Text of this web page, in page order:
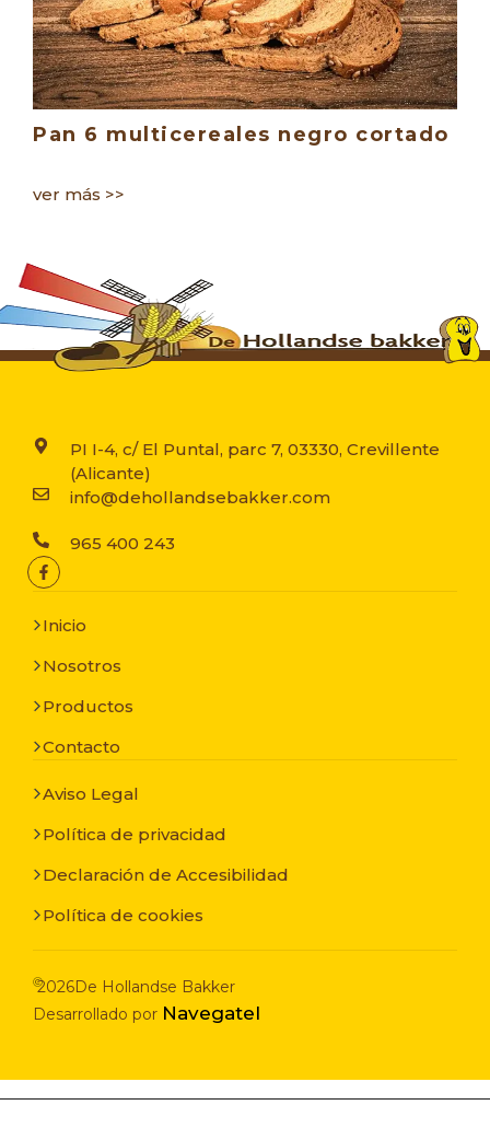
Pan 6 multicereales negro cortado
ver más >>
PI I-4, c/ El Puntal, parc 7, 03330, Crevillente
(Alicante)
info@dehollandsebakker.com
965 400 243
Inicio
Nosotros
Productos
Contacto
Aviso Legal
Política de privacidad
Declaración de Accesibilidad
Política de cookies
©2026De Hollandse Bakker
Desarrollado por Navegatel